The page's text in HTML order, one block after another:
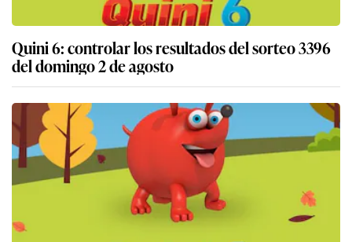
Quini 6: controlar los resultados del sorteo 3396
del domingo 2 de agosto